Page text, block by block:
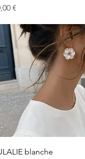
€
Aperçu rapide
blanche